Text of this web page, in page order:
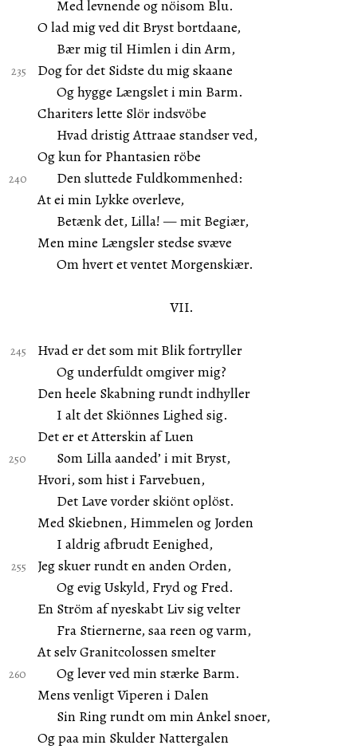
Med levnende og nöisom Blu.
O lad mig ved dit Bryst bortdaane,
Bær mig til Himlen i din Arm,
Dog for det Sidste du mig skaane
Og hygge Længslet i min Barm.
Chariters lette Slör indsvöbe
Hvad dristig Attraae standser ved,
Og kun for Phantasien röbe
Den sluttede Fuldkommenhed:
At ei min Lykke overleve,
Betænk det, Lilla! — mit Begiær,
Men mine Længsler stedse svæve
Om hvert et ventet Morgenskiær.
VII.
Hvad er det som mit Blik fortryller
Og underfuldt omgiver mig?
Den heele Skabning rundt indhyller
I alt det Skiönnes Lighed sig.
Det er et Atterskin af Luen
Som Lilla aanded’ i mit Bryst,
Hvori, som hist i Farvebuen,
Det Lave vorder skiönt oplöst.
Med Skiebnen, Himmelen og Jorden
I aldrig afbrudt Eenighed,
Jeg skuer rundt en anden Orden,
Og evig Uskyld, Fryd og Fred.
En Ström af nyeskabt Liv sig velter
Fra Stiernerne, saa reen og varm,
At selv Granitcolossen smelter
Og lever ved min stærke Barm.
Mens venligt Viperen i Dalen
Sin Ring rundt om min Ankel snoer,
Og paa min Skulder Nattergalen